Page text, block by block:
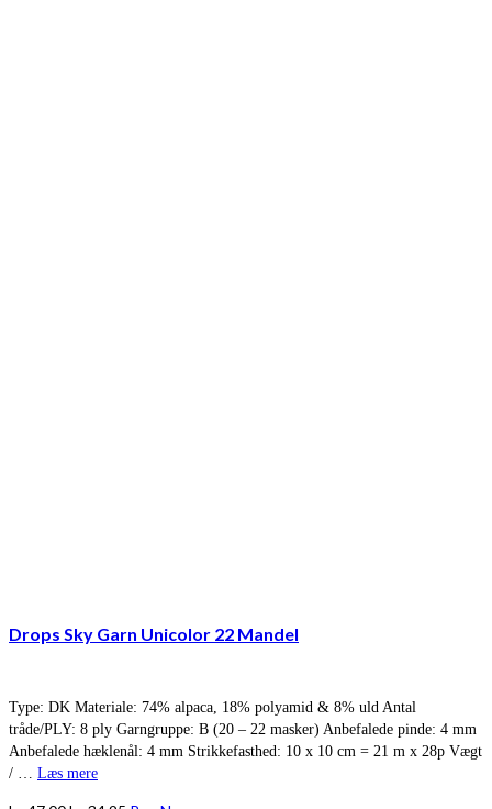
Drops Sky Garn Unicolor 22 Mandel
Type: DK Materiale: 74% alpaca, 18% polyamid & 8% uld Antal
tråde/PLY: 8 ply Garngruppe: B (20 – 22 masker) Anbefalede pinde: 4 mm
Anbefalede hæklenål: 4 mm Strikkefasthed: 10 x 10 cm = 21 m x 28p Vægt
/ … Læs mere